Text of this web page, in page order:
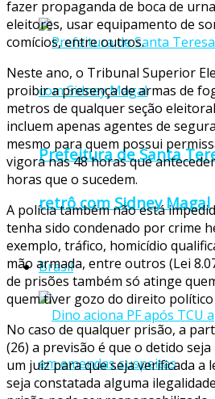
Prefeitura de Santa
retrô com Sidney Magal
Brasil
fazer propaganda de boca de
eleitores, usar equipamento de
comícios, entre outros.
Neste ano, o Tribunal Superior
proibir a presença de armas de
metros de qualquer seção
incluem apenas agentes de
mesmo para quem possui
vigora nas 48 horas que
horas que o sucedem.
A polícia também não está
tenha sido condenado por crime
exemplo, tráfico, homicídio
mão armada, entre outros (Lei
de prisões também só atinge
quem tiver gozo do direito
No caso de qualquer prisão, a
(26) a previsão é que o detido
um juiz para que seja verificada a
seja constatada alguma